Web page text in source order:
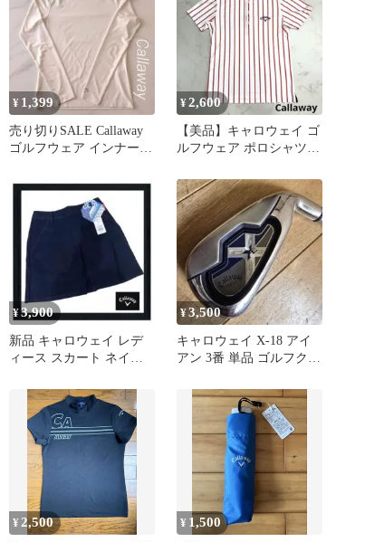
¥ 1,399
売り切りSALE Callaway
ゴルフウェア インナー
¥2,600
【美品】キャロウェイ ゴ
ルフウェア ポロシャツ M
¥3,900
新品 キャロウェイ レデ
ィース スカート ネイビ
¥3,500
キャロウェイ X-18 アイ
アン 3番 単品 ゴルフクラ
¥ 2,500 ¥ 1,500